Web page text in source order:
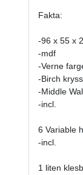
Fakta:
-96 x 55 x
-mdf
-Verne
-Birch
-Middle
-incl.
6 Variable
-incl.
1 liten